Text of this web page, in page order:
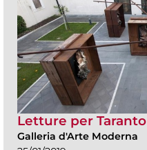
Letture per Taranto
Galleria d'Arte Moderna